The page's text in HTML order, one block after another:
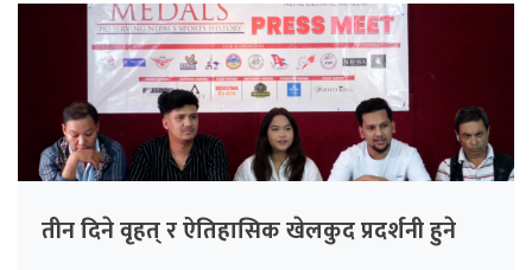
तीन दिने वृहत् र ऐतिहासिक खेलकुद प्रदर्शनी हुने